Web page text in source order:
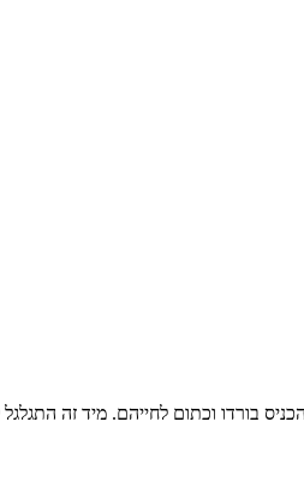
להם להכניס בורדו וכתום לחייהם. מיד